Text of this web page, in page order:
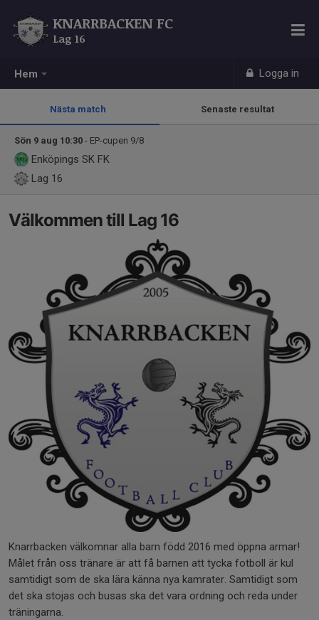
Hem Logga in
KNARRBACKEN FC
Lag 16
Nästa match Senaste resultat
Sön 9 aug 10:30 - EP-cupen 9/8
Enköpings SK FK
Lag 16
Välkommen till Lag 16
Knarrbacken välkomnar alla barn född 2016 med öppna armar!
Målet från oss tränare är att få barnen att tycka fotboll är kul
samtidigt som de ska lära känna nya kamrater. Samtidigt som
det ska stojas och busas ska det vara ordning och reda under
träningarna.